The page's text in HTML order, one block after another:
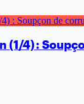
(1/4) :